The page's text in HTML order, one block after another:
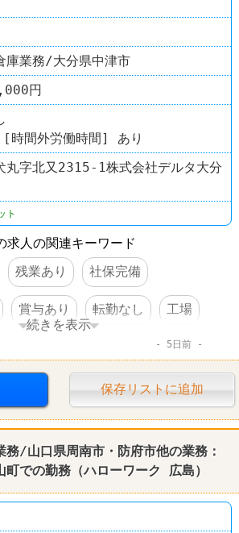
庫業務/大分県中津市
円
間外労働時間] あり
丸字北又2315-1株式会社デルタ大分
ト
求人の関連キーワード
残業あり 社保完備
賞与あり 転勤なし 工場
続きを表示
5日前
保存リストに追加
務/山口県周南市・防府市他の業務：
町での勤務（ハローワーク 広島）